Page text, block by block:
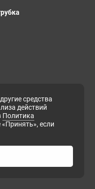
средства
действий
Политика
если